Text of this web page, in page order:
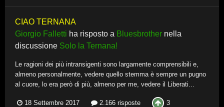
CIAO TERNANA
Giorgio Falletti ha risposto a Bluesbrother nella
discussione Solo la Ternana!
Le ragioni dei più intransigenti sono largamente comprensibili e,
almeno personalmente, vedere quello stemma è sempre un pugno
al cuore, lo era però di più, almeno per me, vedere il Liberati...
18 Settembre 2017 2.166 risposte 3